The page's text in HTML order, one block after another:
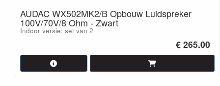
AUDAC WX502MK2/B Opbouw Luidspreker
100V/70V/8 Ohm - Zwart
Indoor versie; set van 2
€ 265.00